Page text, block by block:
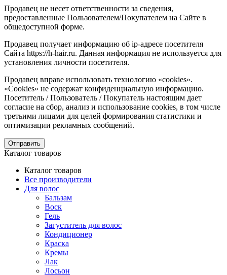
Продавец не несет ответственности за сведения,
предоставленные Пользователем/Покупателем на Сайте в
общедоступной форме.
Продавец получает информацию об ip-адресе посетителя
Сайта https://h-hair.ru. Данная информация не используется для
установления личности посетителя.
Продавец вправе использовать технологию «cookies».
«Cookies» не содержат конфиденциальную информацию.
Посетитель / Пользователь / Покупатель настоящим дает
согласие на сбор, анализ и использование cookies, в том числе
третьими лицами для целей формирования статистики и
оптимизации рекламных сообщений.
Отправить
Каталог товаров
Каталог товаров
Все производители
Для волос
Бальзам
Воск
Гель
Загуститель для волос
Кондиционер
Краска
Кремы
Лак
Лосьон